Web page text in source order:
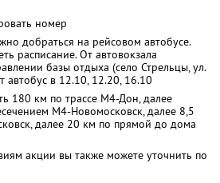
номер
добраться на рейсовом автобусе.
расписание. От автовокзала
базы отдыха (село Стрельцы, ул.
автобус в 12.10, 12.20, 16.10
180 км по трассе М4-Дон, далее
М4-Новомосковск, далее 8,5
далее 20 км по прямой до дома
акции вы также можете уточнить по